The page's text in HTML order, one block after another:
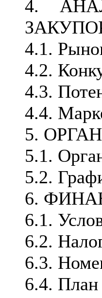
4.
4.1.
4.2.
4.3.
4.4.
5.
5.1.
5.2.
6.
6.1.
6.2.
6.3.
6.4. План